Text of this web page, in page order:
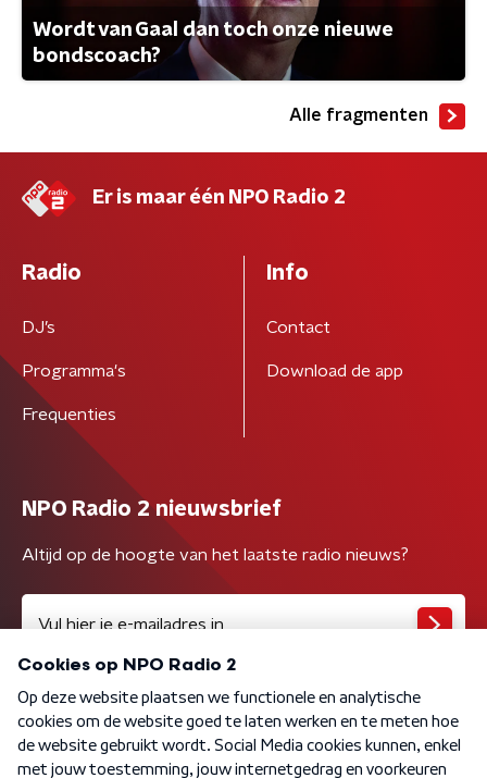
Wordt van Gaal dan toch onze nieuwe
bondscoach?
Alle fragmenten
Er is maar één NPO Radio 2
Radio
DJ’s
Programma's
Frequenties
Info
Contact
Download de app
NPO Radio 2 nieuwsbrief
Altijd op de hoogte van het laatste radio nieuws?
Algemene voorwaarden